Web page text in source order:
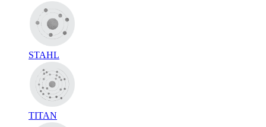
STAHL
TITAN